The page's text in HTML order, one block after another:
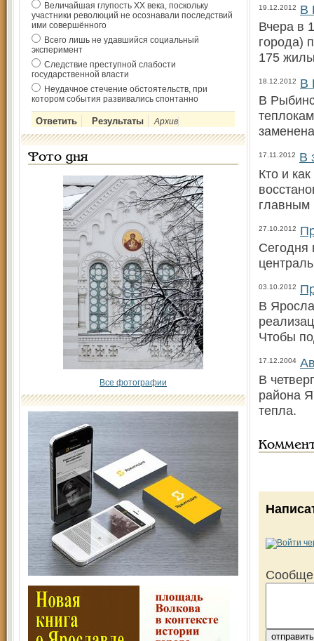
Величайшая глупость ХХ века, поскольку
участники революций не осознавали последствий
ими совершённого
Всего лишь не удавшийся социальный
эксперимент
Следствие преступной слабости
государственной власти
Неудачное стечение обстоятельств, при
котором события развивались спонтанно
Архив
Фото дня
Все фотографии
19.12.2012
В
Вчера в
города)
175
18.12.2012
В
В
17.11.2012
В
Кто и
главным
27.10.2012
Сегодня
03.10.2012
В
Чтобы
17.12.2004
В
района
тепла.